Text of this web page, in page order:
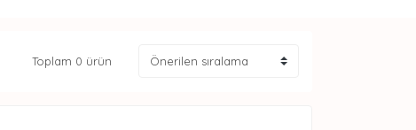
Toplam 0 ürün